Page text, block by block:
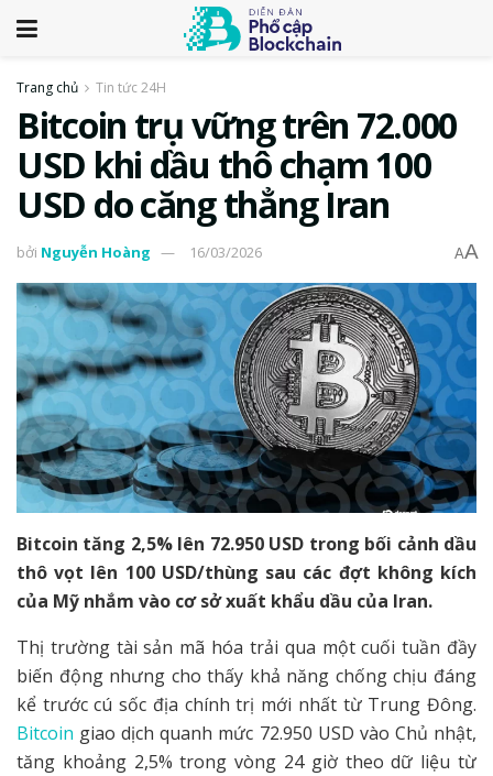
Trang chủ Tin tức 24H
Bitcoin trụ vững trên 72.000
USD khi dầu thô chạm 100
USD do căng thẳng Iran
bởi Nguyễn Hoàng 16/03/2026 AA
Bitcoin tăng 2,5% lên 72.950 USD trong bối cảnh dầu
thô vọt lên 100 USD/thùng sau các đợt không kích
của Mỹ nhắm vào cơ sở xuất khẩu dầu của Iran.
Thị trường tài sản mã hóa trải qua một cuối tuần đầy
biến động nhưng cho thấy khả năng chống chịu đáng
kể trước cú sốc địa chính trị mới nhất từ Trung Đông.
Bitcoin giao dịch quanh mức 72.950 USD vào Chủ nhật,
tăng khoảng 2,5% trong vòng 24 giờ theo dữ liệu từ